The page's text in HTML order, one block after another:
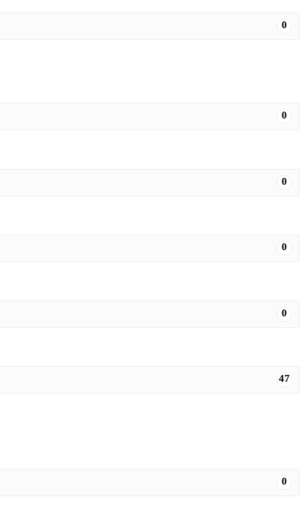
0
0
0
0
0
47
0